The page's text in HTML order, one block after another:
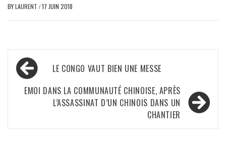
BYLAURENT /17 JUIN 2018
Navigation
de
l’article
LE CONGO VAUT BIEN UNE MESSE
EMOI DANS LA COMMUNAUTÉ CHINOISE, APRÈS
L’ASSASSINAT D’UN CHINOIS DANS UN
CHANTIER